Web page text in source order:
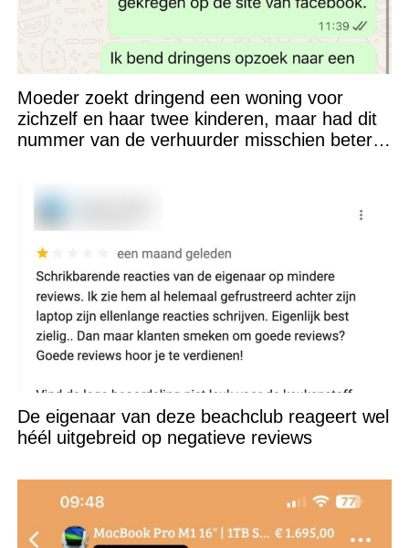
Moeder zoekt dringend een woning voor
zichzelf en haar twee kinderen, maar had dit
nummer van de verhuurder misschien beter
De eigenaar van deze beachclub reageert wel
héél uitgebreid op negatieve reviews